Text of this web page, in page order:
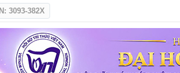
3093-382X